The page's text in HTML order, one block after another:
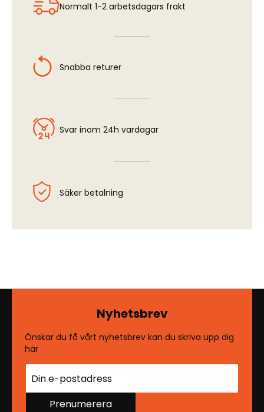
Normalt 1-2 arbetsdagars frakt
Snabba returer
Svar inom 24h vardagar
Säker betalning
Nyhetsbrev
Önskar du få vårt nyhetsbrev kan du skriva upp dig
här
Prenumerera